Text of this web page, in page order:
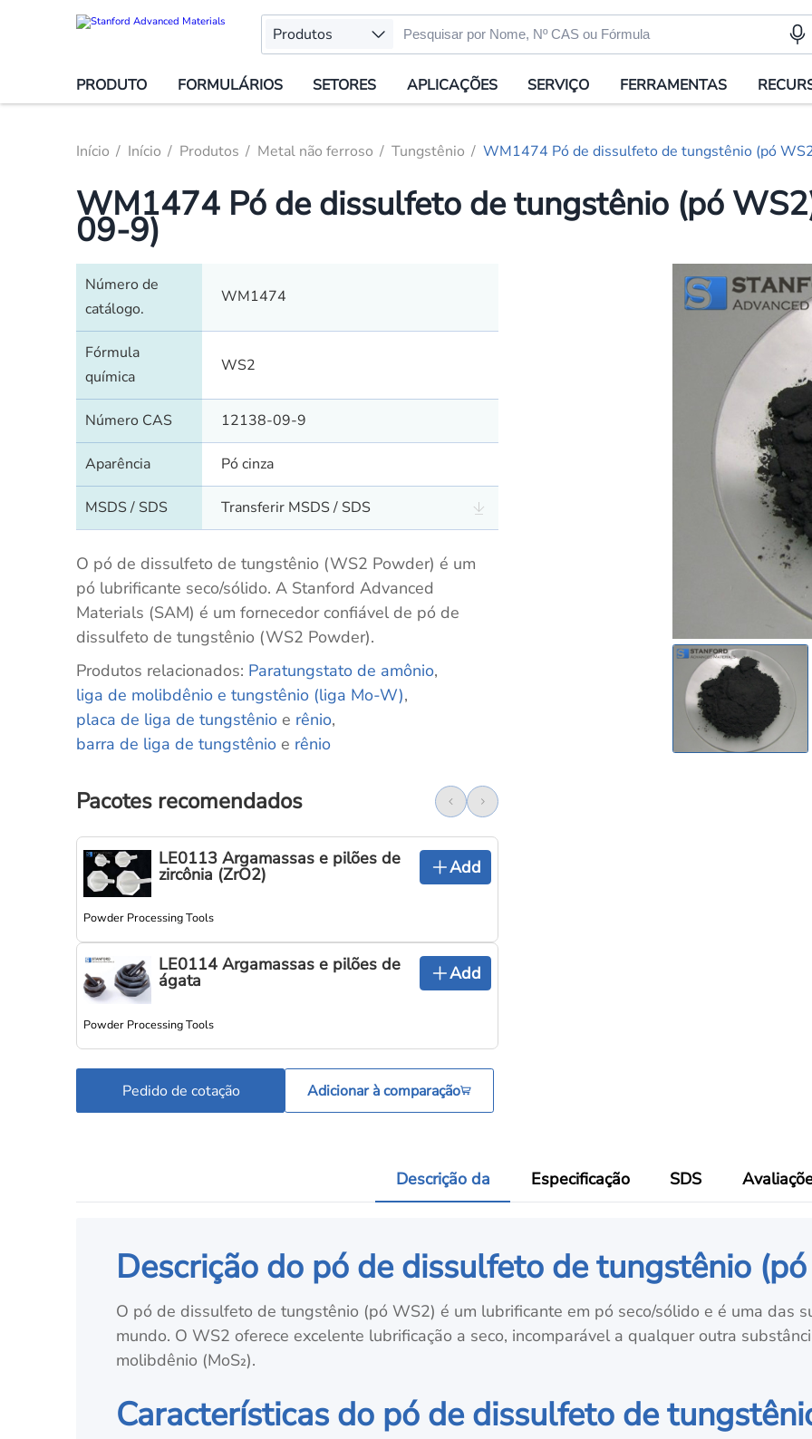
Produtos
PRODUTO FORMULÁRIOS SETORES APLICAÇÕES SERVIÇO FERRAMENTAS
Início Início Produtos Metal não ferroso Tungstênio WM1474 Pó de dissulfeto de tungstênio (pó
WM1474 Pó de dissulfeto de tungstênio (pó
09-9)
Número de
catálogo.
WM1474
Fórmula
química
WS2
Número CAS 12138-09-9
Aparência Pó cinza
MSDS / SDS Transferir MSDS / SDS
O pó de dissulfeto de tungstênio (WS2 Powder) é um
pó lubrificante seco/sólido. A Stanford Advanced
Materials (SAM) é um fornecedor confiável de pó de
dissulfeto de tungstênio (WS2 Powder).
Produtos relacionados: Paratungstato de amônio,
liga de molibdênio e tungstênio (liga Mo-W),
placa de liga de tungstênioe rênio,
barra de liga de tungstênioe rênio
Pacotes recomendados
LE0113 Argamassas e pilões de
zircônia (ZrO2) Add
Powder Processing Tools
LE0114 Argamassas e pilões de
ágata Add
Powder Processing Tools
Pedido de cotação Adicionar à comparação
Descrição da Especificação SDS
Descrição do pó de dissulfeto de tungstênio
O pó de dissulfeto de tungstênio (pó WS2) é um lubrificante em pó seco/sólido e é uma das
mundo. O WS2 oferece excelente lubrificação a seco, incomparável a qualquer outra
molibdênio (MoS₂).
Características do pó de dissulfeto de